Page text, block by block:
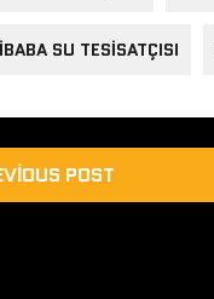
SU TESISATÇISI
POST